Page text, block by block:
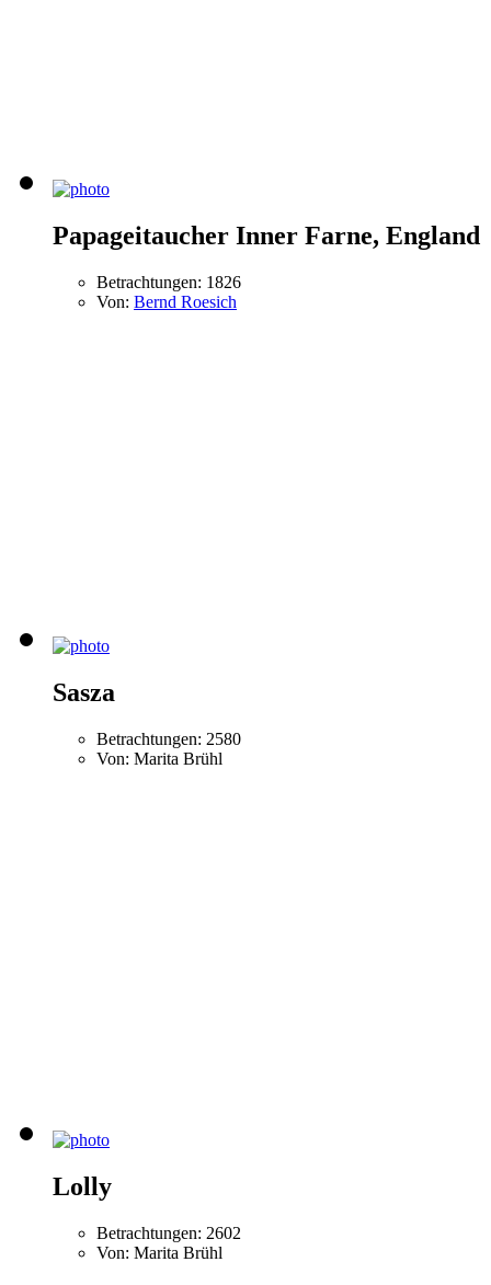
Papageitaucher Inner Farne, England
Betrachtungen: 1826
Von: Bernd Roesich
Sasza
Betrachtungen: 2580
Von: Marita Brühl
Lolly
Betrachtungen: 2602
Von: Marita Brühl